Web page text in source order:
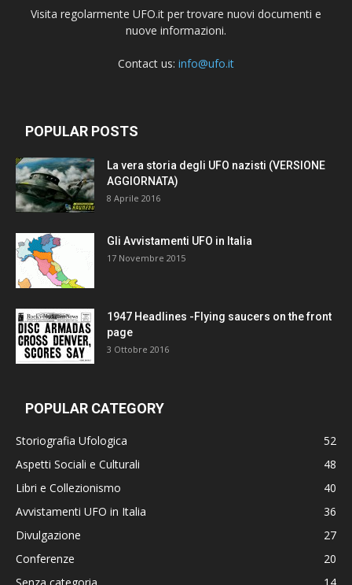
Visita regolarmente UFO.it per trovare nuovi documenti e
nuove informazioni.
Contact us: info@ufo.it
POPULAR POSTS
La vera storia degli UFO nazisti (VERSIONE
AGGIORNATA)
8 Aprile 2016
Gli Avvistamenti UFO in Italia
17 Novembre 2015
1947 Headlines -Flying saucers on the front
page
3 Ottobre 2016
POPULAR CATEGORY
Storiografia Ufologica
52
Aspetti Sociali e Culturali
48
Libri e Collezionismo
40
Avvistamenti UFO in Italia
36
Divulgazione
27
Conferenze
20
Senza categoria
14